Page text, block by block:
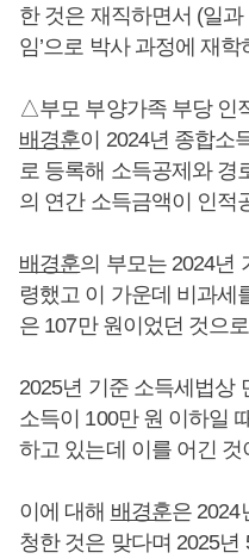
한 것은 재직하면서 (일
임’으로 박사 과정에 재
△부모 부양가족 부당 인
배경훈이 2024년 종합소
로 등록해 소득공제와 경
의 연간 소득금액이 인적
배경훈의 부모는 2024년
령했고 이 가운데 비과세
은 107만 원이었던 것으
2025년 기준 소득세법상
소득이 100만 원 이하일
하고 있는데 이를 어긴 것
이에 대해 배경훈은 2024
청한 것은 맞다며 2025